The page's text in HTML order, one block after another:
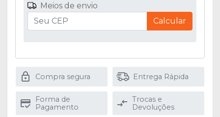
Meios de envio
Calcular
Compra segura Entrega Rápida
Forma de
Pagamento
Trocas e
Devoluções